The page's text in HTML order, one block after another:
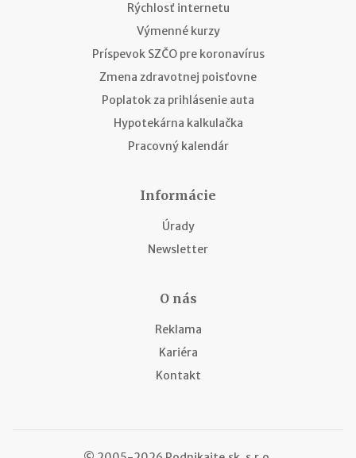
Rýchlosť internetu
Výmenné kurzy
Príspevok SZČO pre koronavírus
Zmena zdravotnej poisťovne
Poplatok za prihlásenie auta
Hypotekárna kalkulačka
Pracovný kalendár
Informácie
Úrady
Newsletter
O nás
Reklama
Kariéra
Kontakt